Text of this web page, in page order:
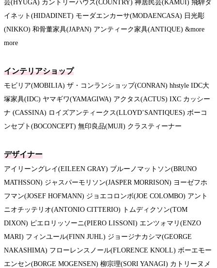
芸(HYUGA) カントリーハウス(COUNTRY) 神居民芸(KAMUI) 飛騨ダ
イネット(HIDADINET) モーダエンカーサ(MODAENCASA) 日光彫
(NIKKO) 和骨董家具(JAPAN) アンティーク家具(ANTIQUE) &more
more
インテリアショップ
モビリア(MOBILIA) ザ・コンランショップ(CONRAN) hhstyle IDC大
塚家具(IDC) ヤマギワ(YAMAGIWA) アクタス(ACTUS) IXC カッシー
ナ (CASSINA) ロイズアンティークス(LLOYD’SANTIQUES) ボーコ
ンセプト(BOCONCEPT) 無印良品(MUJI) クラスティーナー
デザイナー
アイリーングレイ(EILEEN GRAY) ブルーノマットソン(BRUNO
MATHSSON) ジャスパーモリソン(JASPER MORRISON) ヨーゼフホ
フマン(JOSEF HOFMANN) ジョエコロンボ(JOE COLOMBO) アント
ニオチッテリオ(ANTONIO CITTERIO) トムディクソン(TOM
DIXON) ピエロリッソーニ(PIERO LISSONI) エンツォマリ(ENZO
MARI) フィンユール(FINN JUHL) ジョージナカシマ(GEORGE
NAKASHIMA) フローレンスノール(FLORENCE KNOLL) ボーエモー
エンセン(BORGE MOGENSEN) 柳宗理(SORI YANAGI) カトリーヌメ